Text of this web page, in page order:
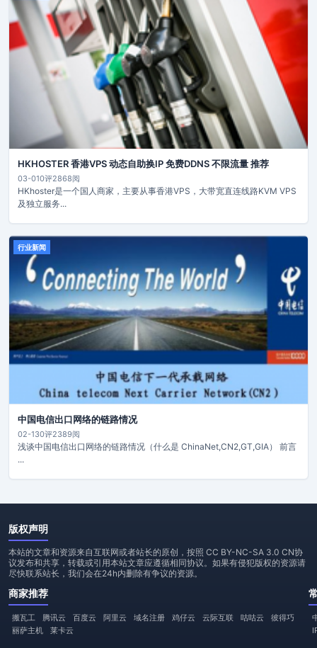
HKHOSTER 香港VPS 动态自助换IP 免费DDNS 不限流量 推荐
03-010评2868阅
HKhoster是一个国人商家，主要从事香港VPS，大带宽直连线路KVM VPS
及独立服务...
行业新闻
中国电信出口网络的链路情况
02-130评2389阅
浅谈中国电信出口网络的链路情况（什么是 ChinaNet,CN2,GT,GIA） 前言
...
版权声明
本站的文章和资源来自互联网或者站长的原创，按照 CC BY-NC-SA 3.0 CN协
议发布和共享，转载或引用本站文章应遵循相同协议。如果有侵犯版权的资源请
尽快联系站长，我们会在24h内删除有争议的资源。
商家推荐
搬瓦工 腾讯云 百度云 阿里云 域名注册 鸡仔云 云际互联 咕咕云
彼得巧
丽萨主机
莱卡云